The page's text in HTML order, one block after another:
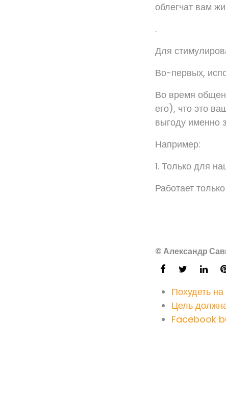
облегчат вам
.
Для
Во-первых,
Во время
его), что это
выгоду именно
Например:
1. Только для
Работает
© Александр
Похудеть на
Цель
Facebook